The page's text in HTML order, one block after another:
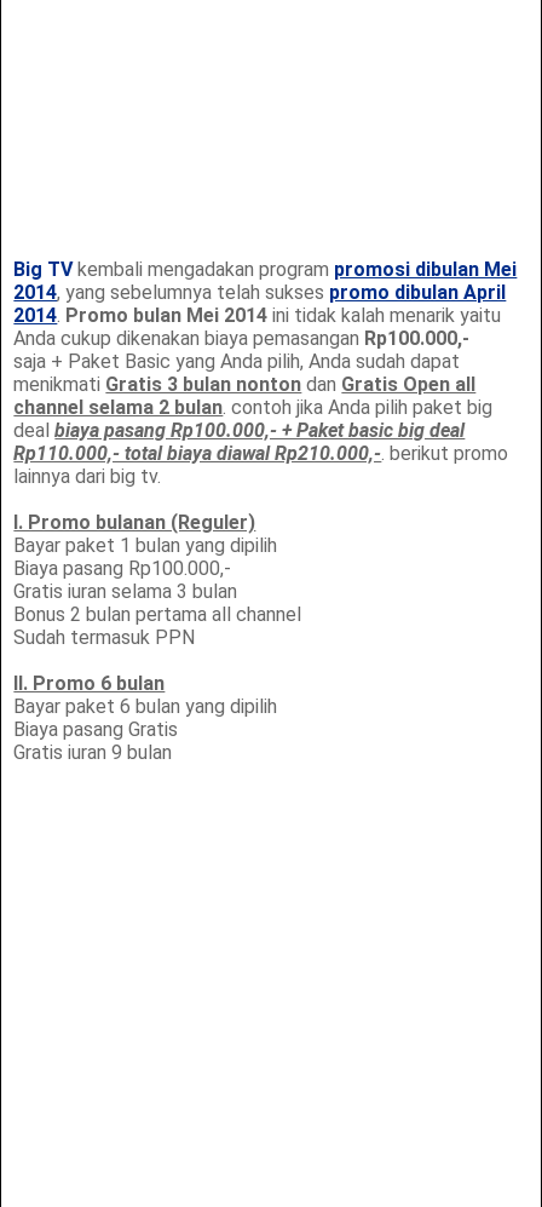
Big TVkembali mengadakan program promosi dibulan Mei
2014, yang sebelumnya telah sukses promo dibulan April
2014. Promo bulan Mei 2014 ini tidak kalah menarik yaitu
Anda cukup dikenakan biaya pemasangan Rp100.000,-
saja + Paket Basic yang Anda pilih, Anda sudah dapat
menikmati Gratis 3 bulan nonton dan Gratis Open all
channel selama 2 bulan. contoh jika Anda pilih paket big
dealbiaya pasang Rp100.000,- + Paket basic big deal
Rp110.000,- total biaya diawal Rp210.000,-. berikut promo
lainnya dari big tv.
I. Promo bulanan (Reguler)
Bayar paket 1 bulan yang dipilih
Biaya pasang Rp100.000,-
Gratis iuran selama 3 bulan
Bonus 2 bulan pertama all channel
Sudah termasuk PPN
II. Promo 6 bulan
Bayar paket 6 bulan yang dipilih
Biaya pasang Gratis
Gratis iuran 9 bulan